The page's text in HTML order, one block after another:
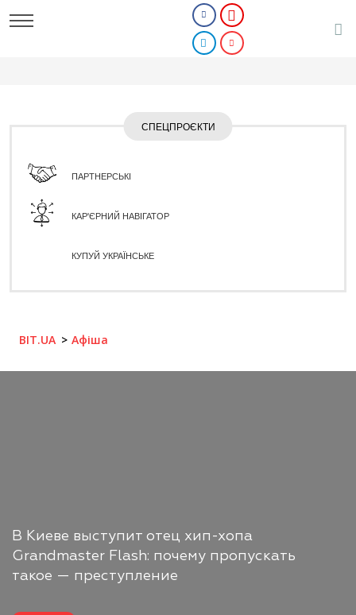
СПЕЦПРОЄКТИ
ПАРТНЕРСЬКІ
КАР'ЄРНИЙ НАВІГАТОР
КУПУЙ УКРАЇНСЬКЕ
BIT.UA Афіша
В Киеве выступит отец хип-хопа
Grandmaster Flash: почему пропускать
такое — преступление